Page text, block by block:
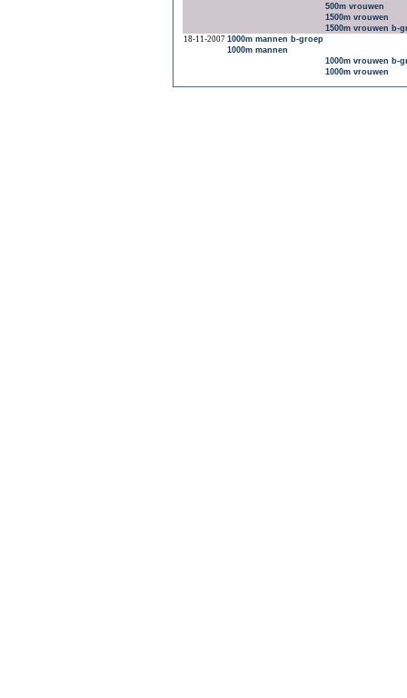
500m vrouwen
1500m vrouwen
1500m vrouwen b-
18-11-2007 1000m mannen b-groep
1000m mannen
1000m vrouwen b-
1000m vrouwen